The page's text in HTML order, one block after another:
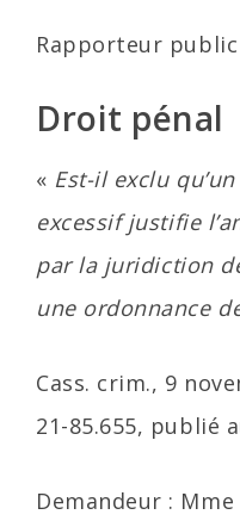
Rapporteur
Droit pénal
« Est-il exclu
excessif justifie
par la juridiction
une ordonnance
Cass. crim., 9
21-85.655, publié
Demandeur :